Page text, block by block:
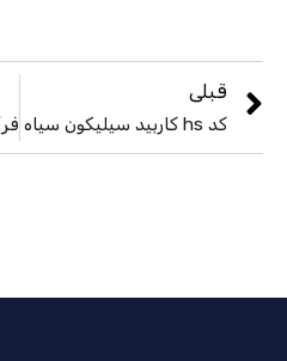
قبلی
کد hs کاربید سیلیکون سیاه